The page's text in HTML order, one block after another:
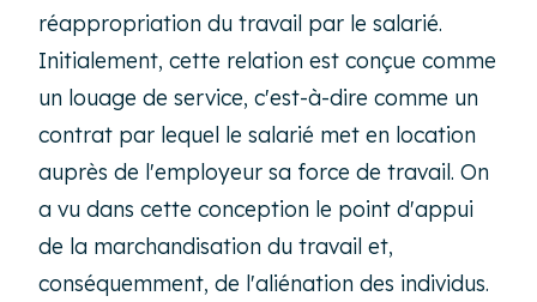
réappropriation du travail par le salarié.
Initialement, cette relation est conçue comme
un louage de service, c'est-à-dire comme un
contrat par lequel le salarié met en location
auprès de l'employeur sa force de travail. On
a vu dans cette conception le point d'appui
de la marchandisation du travail et,
conséquemment, de l'aliénation des individus.